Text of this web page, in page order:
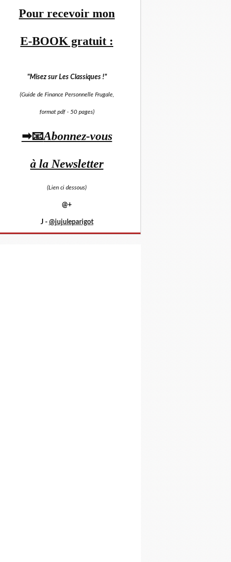
Pour recevoir mon
E-BOOK gratuit :
"Misez sur Les Classiques !"
(Guide de Finance Personnelle Frugale,
format pdf - 50 pages)
➡📧Abonnez-vous
à la Newsletter
(Lien ci dessous)
@+
J - @jujuleparigot